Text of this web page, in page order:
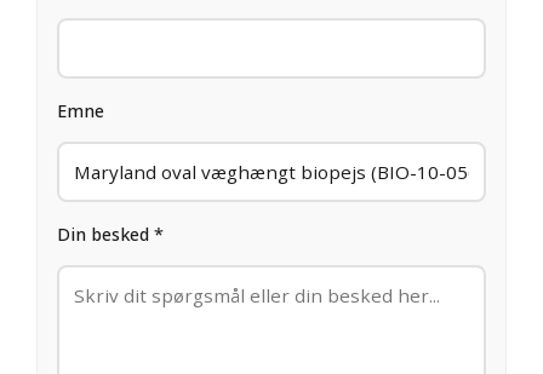
Emne
Din besked *